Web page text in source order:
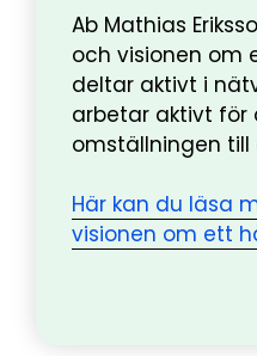
Ab Mathias
och visionen om
deltar aktivt i
arbetar aktivt för
omställningen
Här kan du läsa
visionen om ett